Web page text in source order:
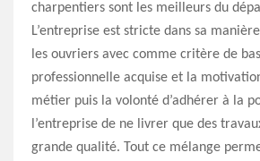
charpentiers sont les meilleurs du
L’entreprise est stricte dans sa
les ouvriers avec comme critère de
professionnelle acquise et la
métier puis la volonté d’adhérer à la
l’entreprise de ne livrer que des
grande qualité. Tout ce mélange